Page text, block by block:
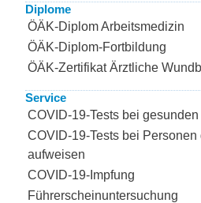
Diplome
ÖÄK-Diplom Arbeitsmedizin
ÖÄK-Diplom-Fortbildung
ÖÄK-Zertifikat Ärztliche
Service
COVID-19-Tests bei
COVID-19-Tests bei
aufweisen
COVID-19-Impfung
Führerscheinuntersuchung